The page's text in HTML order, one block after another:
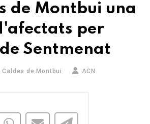
de Montbui una
per
Sentmenat
Caldes de Montbui ACN